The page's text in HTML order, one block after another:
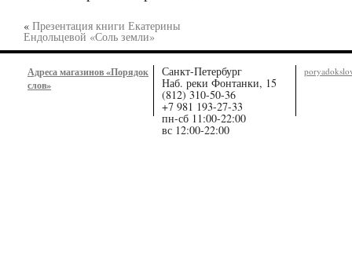
« Презентация книги Екатерины
Ендольцевой «Соль земли»
Адреса магазинов «Порядок
слов»
Санкт-Петербург
Наб. реки Фонтанки, 15
(812) 310-50-36
+7 981 193-27-33
пн-сб 11:00-22:00
вс 12:00-22:00